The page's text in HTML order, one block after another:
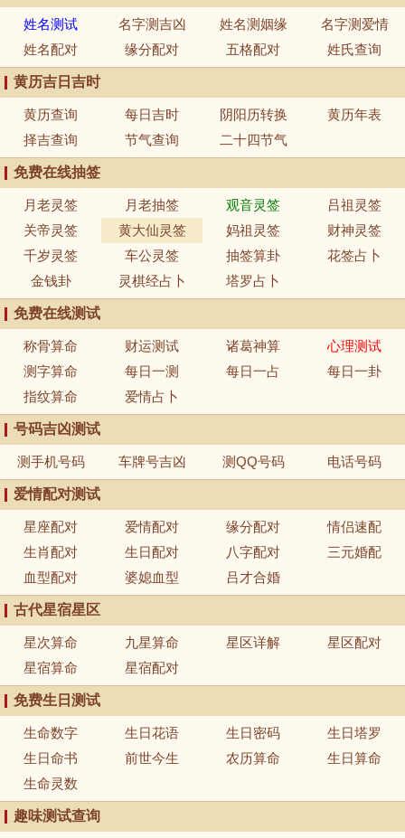
姓名测试 名字测吉凶 姓名测姻缘
名字测爱情
姓名配对
缘分配对 五格配对 姓氏查询
黄历吉日吉时
黄历查询 每日吉时 阴阳历转换
黄历年表
择吉查询
节气查询 二十四节气
免费在线抽签
月老灵签 月老抽签 观音灵签
吕祖灵签
关帝灵签
黄大仙灵签 妈祖灵签
财神灵签
千岁灵签
车公灵签 抽签算卦
花签占卜
金钱卦
灵棋经占卜 塔罗占卜
免费在线测试
称骨算命 财运测试 诸葛神算
心理测试
测字算命
每日一测 每日一占
每日一卦
指纹算命
爱情占卜
号码吉凶测试
测手机号码 车牌号吉凶 测QQ号码 电话号码
爱情配对测试
星座配对 爱情配对 缘分配对
情侣速配
生肖配对
生日配对 八字配对
三元婚配
血型配对
婆媳血型 吕才合婚
古代星宿星区
星次算命 九星算命 星区详解
星区配对
星宿算命
星宿配对
免费生日测试
生命数字 生日花语 生日密码
生日塔罗
生日命书
前世今生 农历算命
生日算命
生命灵数
趣味测试查询